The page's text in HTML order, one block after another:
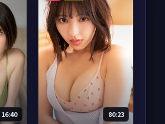
16:40 80:23